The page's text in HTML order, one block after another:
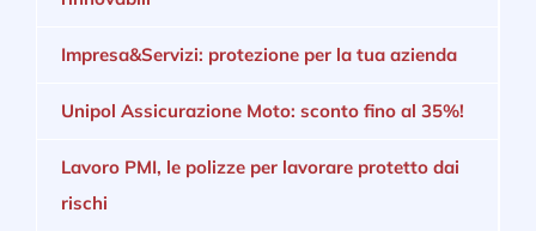
Impresa&Servizi: protezione per la tua azienda
Unipol Assicurazione Moto: sconto fino al 35%!
Lavoro PMI, le polizze per lavorare protetto dai
rischi